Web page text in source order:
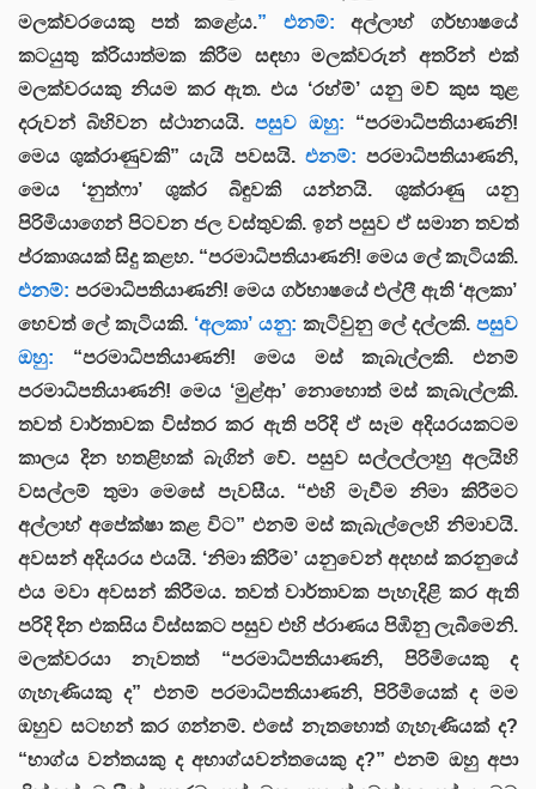
මලක්වරයෙකු පත් කළේය.” එනම්: අල්ලාහ් ගර්භාෂයේ
කටයුතු ක්රියාත්මක කිරීම සඳහා මලක්වරුන් අතරින් එක්
මලක්වරයකු නියම කර ඇත. එය ‘රහ්ම්’ යනු මව් කුස තුළ
දරුවන් බිහිවන ස්ථානයයි.පසුව ඔහු: “පරමාධිපතියාණනි!
මෙය ශුක්රාණුවකි” යැයි පවසයි.එනම්: පරමාධිපතියාණනි,
මෙය ‘නුත්ෆා’ ශුක්ර බිඳුවකි යන්නයි. ශුක්රාණු යනු
පිරිමියාගෙන් පිටවන ජල වස්තුවකි. ඉන් පසුව ඒ සමාන තවත්
ප්රකාශයක් සිදු කළහ. “පරමාධිපතියාණනි! මෙය ලේ කැටියකි.
එනම්: පරමාධිපතියාණනි! මෙය ගර්භාෂයේ එල්ලී ඇති ‘අලකා’
හෙවත් ලේ කැටියකි. ‘අලකා’ යනු: කැටිවුනු ලේ දල්ලකි. පසුව
ඔහු: “පරමාධිපතියාණනි! මෙය මස් කැබැල්ලකි. එනම්
පරමාධිපතියාණනි! මෙය ‘මුළ්ආ’ නොහොත් මස් කැබැල්ලකි.
තවත් වාර්තාවක විස්තර කර ඇති පරිදි ඒ සෑම අදියරයකටම
කාලය දින හතළිහක් බැගින් වේ. පසුව සල්ලල්ලාහු අලයිහි
වසල්ලම් තුමා මෙසේ පැවසීය. “එහි මැවීම නිමා කිරීමට
අල්ලාහ් අපේක්ෂා කළ විට” එනම් මස් කැබැල්ලෙහි නිමාවයි.
අවසන් අදියරය එයයි. ‘නිමා කිරීම’ යනුවෙන් අදහස් කරනුයේ
එය මවා අවසන් කිරීමය. තවත් වාර්තාවක පැහැදිළි කර ඇති
පරිදි දින එකසිය විස්සකට පසුව එහි ප්රාණය පිඹිනු ලැබීමෙනි.
මලක්වරයා නැවතත් “පරමාධිපතියාණනි, පිරිමියෙකු ද
ගැහැණියකු ද” එනම් පරමාධිපතියාණනි, පිරිමියෙක් ද මම
ඔහුව සටහන් කර ගන්නම්. එසේ නැතහොත් ගැහැණියක් ද?
“භාග්ය වන්තයකු ද අභාග්යවන්තයෙකු ද?” එනම් ඔහු අපා